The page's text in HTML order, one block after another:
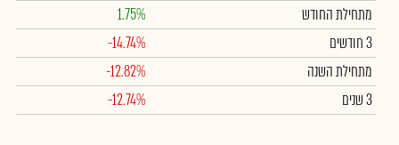
מתחילת החודש
1.75%
3 חודשים
-14.74%
מתחילת השנה
-12.82%
3 שנים
-12.74%